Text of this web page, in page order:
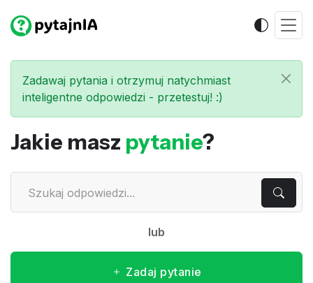
Zadawaj pytania i otrzymuj natychmiast
inteligentne odpowiedzi - przetestuj! :)
Jakie masz pytanie?
lub
Zadaj pytanie